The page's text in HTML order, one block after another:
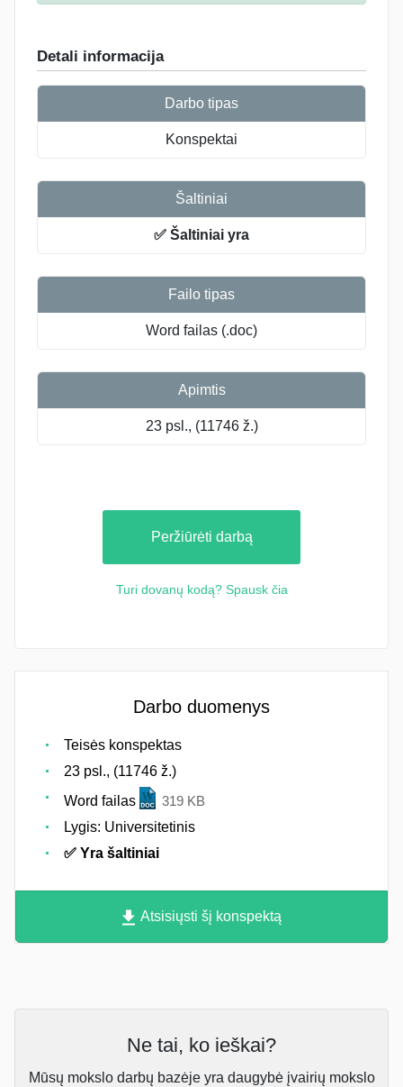
Detali informacija
Darbo tipas
Konspektai
Šaltiniai
✅ Šaltiniai yra
Failo tipas
Word failas (.doc)
Apimtis
23 psl., (11746 ž.)
Peržiūrėti darbą
Turi dovanų kodą? Spausk čia
Darbo duomenys
Teisės konspektas
23 psl., (11746 ž.)
Word failas
319 KB
Lygis: Universitetinis
✅ Yra šaltiniai
Atsisiųsti šį konspektą
Ne tai, ko ieškai?
Mūsų mokslo darbų bazėje yra daugybė įvairių mokslo